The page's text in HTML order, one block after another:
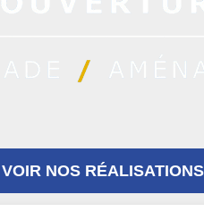
VOIR NOS RÉALISATIONS